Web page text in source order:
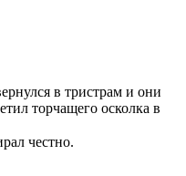
в тристрам и они
торчащего осколка в
честно.